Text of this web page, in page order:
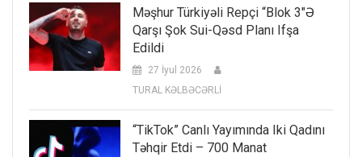
Məşhur Türkiyəli Repçi “Blok 3″ə
Qarşı Şok Sui-Qəsd Planı Ifşa
Edildi
27 İyul 2026
TURAL KƏLBƏCƏRLİ
“TikTok” Canlı Yayımında Iki Qadını
Təhqir Etdi – 700 Manat